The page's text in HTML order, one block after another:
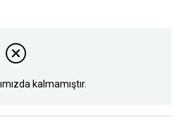
kalmamıştır.